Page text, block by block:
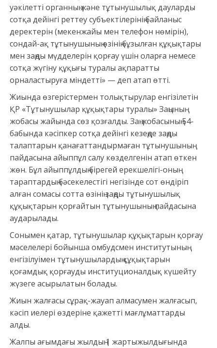
уәкілетті органның және тұтынушылық дауларды
сотқа дейінгі реттеу субъектілерінің байланыс
деректерін (мекенжайы мен телефон нөмірін),
сондай-ақ тұтынушының өзінің бұзылған құқықтары
мен заңды мүдделерін қорғау үшін оларға немесе
сотқа жүгіну құқығы туралы ақпаратты
орналастыруға міндетті» — деп атап өтті.
Жиында өзгерістермен толықтырулар енгізілетін
ҚР «Тұтынушылар құқықтары туралы» Заңының
жобасы жайында сөз қозғалды. Заң жобасының 54-
бабында кәсіпкер сотқа дейінгі кезеңде заңды
талаптарын қанағаттандырмаған тұтынушының
пайдасына айыппұл салу көзделгенін атап өткен
жөн. Бұл айыппұлдың бірегей ерекшелігі-оның
тараптардың бәсекелестігі негізінде сот өндіріп
алған сомасы сотта өзінің заңды тұтынушылық
құқықтарын қорғайтын тұтынушының пайдасына
аударылады.
Сонымен қатар, тұтынушылар құқықтарын қорғау
мәселелері бойынша омбудсмен институтының
енгізілуімен тұтынушылардың құқықтарын
қоғамдық қорғауды институционалдық күшейту
жүзеге асырылатын болады.
Жиын жалғасы сұрақ-жауап алмасумен жалғасып,
кәсіп иелері өздеріне қажетті мағлұматтарды
алды.
Жалпы ағымдағы жылдың 1 жартыжылдығында